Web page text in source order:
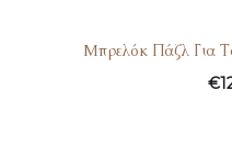
Mπρελόκ Πάζλ Για
€